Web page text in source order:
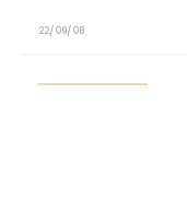
22/09/08